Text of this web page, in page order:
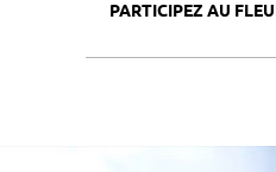
PARTICIPEZ AU